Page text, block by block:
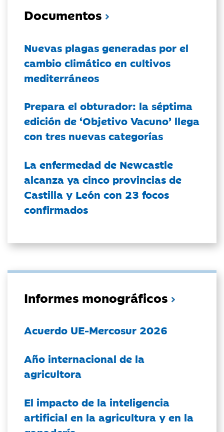
Documentos
Nuevas plagas generadas por el
cambio climático en cultivos
mediterráneos
Prepara el obturador: la séptima
edición de ‘Objetivo Vacuno’ llega
con tres nuevas categorías
La enfermedad de Newcastle
alcanza ya cinco provincias de
Castilla y León con 23 focos
confirmados
Informes monográficos
Acuerdo UE-Mercosur 2026
Año internacional de la
agricultora
El impacto de la inteligencia
artificial en la agricultura y en la